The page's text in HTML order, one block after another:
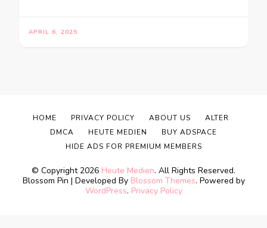
APRIL 6, 2025
© Copyright 2026 Heute Medien. All Rights Reserved.
Blossom Pin | Developed By Blossom Themes. Powered by
WordPress. Privacy Policy
HOME PRIVACY POLICY ABOUT US
ALTER
DMCA
HEUTE MEDIEN
BUY ADSPACE
HIDE ADS FOR PREMIUM MEMBERS